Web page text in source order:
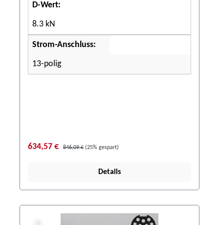
D-Wert:
8.3 kN
Strom-Anschluss:
13-polig
634,57 € 846,09 € (25% gespart)
Details